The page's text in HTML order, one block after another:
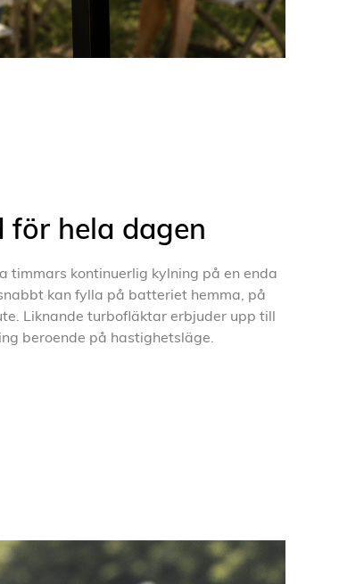
hela dagen
kontinuerlig kylning på en enda
kan fylla på batteriet hemma, på
Liknande turbofläktar erbjuder upp till
beroende på hastighetsläge.